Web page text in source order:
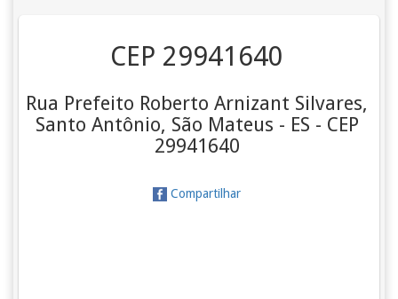
CEP 29941640
Rua Prefeito Roberto Arnizant Silvares,
Santo Antônio, São Mateus - ES - CEP
29941640
Compartilhar